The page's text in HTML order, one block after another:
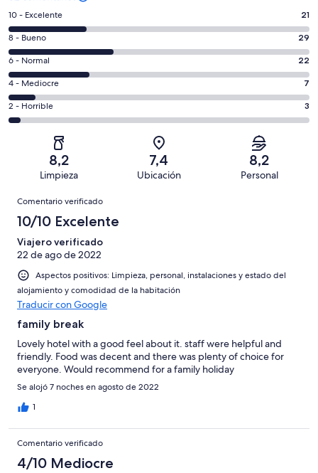
21
comentarios
de
un
total
de
82
con
puntuación
10 - Excelente 21
29
comentarios
de
un
total
de
puntuación
8 - Bueno 29
22
comentarios
de
un
total
puntuación
Normal
6 - Normal 22
7
comentarios
de
una
puntuación
Mediocre
4 - Mediocre 7
3
comentarios
82
una
puntuación
de
Horrible
2 - Horrible 3
8,2
Limpieza
7,4
Ubicación
8,2
Personal
Comentarios
Comentario verificado
10/10 Excelente
Viajero verificado
22 de ago de 2022
Aspectos positivos: Limpieza, personal, instalaciones y estado del
alojamiento y comodidad de la habitación
Traducir con Google
family break
Lovely hotel with a good feel about it. staff were helpful and
friendly. Food was decent and there was plenty of choice for
everyone. Would recommend for a family holiday
Se alojó 7 noches en agosto de 2022
1
Comentario verificado
4/10 Mediocre